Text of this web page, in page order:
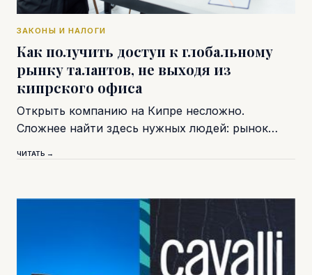
ЗАКОНЫ И НАЛОГИ
Как получить доступ к глобальному
рынку талантов, не выходя из
кипрского офиса
Открыть компанию на Кипре несложно.
Сложнее найти здесь нужных людей: рынок…
ЧИТАТЬ →